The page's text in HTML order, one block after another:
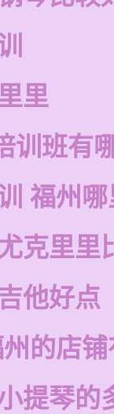
里
训班有
福州
克里里
他好点
的店
提琴的